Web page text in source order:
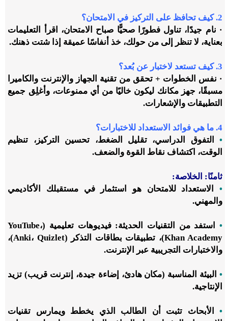
2. كيف تحافظ على التركيز في الامتحان؟
· نام جيدًا، تناول فطورًا صحيًّا صباح الامتحان، اقرأ التعليمات
بعناية، لا تنظر إلى من حولك، خذ أنفاسًا عميقة إذا شتت ذهنك.
3. كيف تستعد لاختبار عن بُعد؟
· نفس الخطوات + تحقق من تقنية الجهاز والإنترنت والكاميرا
مسبقًا، جهز مكانك ليكون خاليًا من أي ممنوعات، وأغلِق جميع
التطبيقات والإشعارات.
4. ما هي فوائد الاستعداد للاختبارات؟
• التفوق الدراسي، تقليل الضغط، تحسين التركيز، تنظيم
الوقت، اكتشاف نقاط القوة والضعف.
ثامنًا: الخلاصة:
• الاستعداد للامتحان هو استثمار في مستقبلك الأكاديمي
والمهني.
•
استفد من التقنيات الحديثة: فيديوهات تعليمية (YouTube،
Khan Academy)، تطبيقات بطاقات التذكر (Anki، Quizlet)،
والاختبارات التجريبية عبر الإنترنت.
• البيئة المناسبة (مكان هادئ، إضاءة جيدة، إنترنت قريب) تزيد
الإنتاجية.
• الأبحاث تثبت أن الطالب الذي يخطط ويمارس تقنيات